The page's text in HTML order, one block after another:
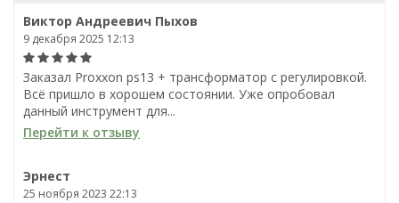
Виктор Андреевич Пыхов
9 декабря 2025 12:13
Заказал Proxxon ps13 + трансформатор с регулировкой.
Всё пришло в хорошем состоянии. Уже опробовал
данный инструмент для...
Перейти к отзыву
Эрнест
25 ноября 2023 22:13